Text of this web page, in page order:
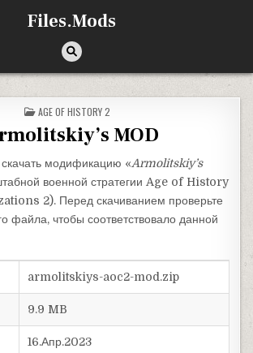
Files.Mods
ОПУБЛИКОВАНО В
AGE OF HISTORY 2
MOD
модификацию «Armolitskiy’s
военной стратегии Age of History
2). Перед скачиванием проверьте
файла, чтобы соответствовало данной
armolitskiys-aoc2-mod.zip
9.9 MB
16.Апр.2023